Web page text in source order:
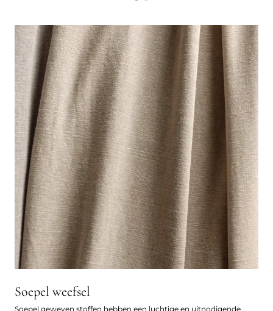
Soepel weefsel
Soepel geweven stoffen hebben een luchtige en uitnodigende